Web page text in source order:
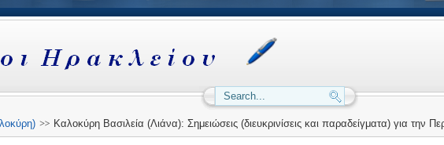
Καλοκύρη Βασιλεία (Λιάνα): Σημειώσεις (διευκρινίσεις και παραδείγματα) για την
2018-19